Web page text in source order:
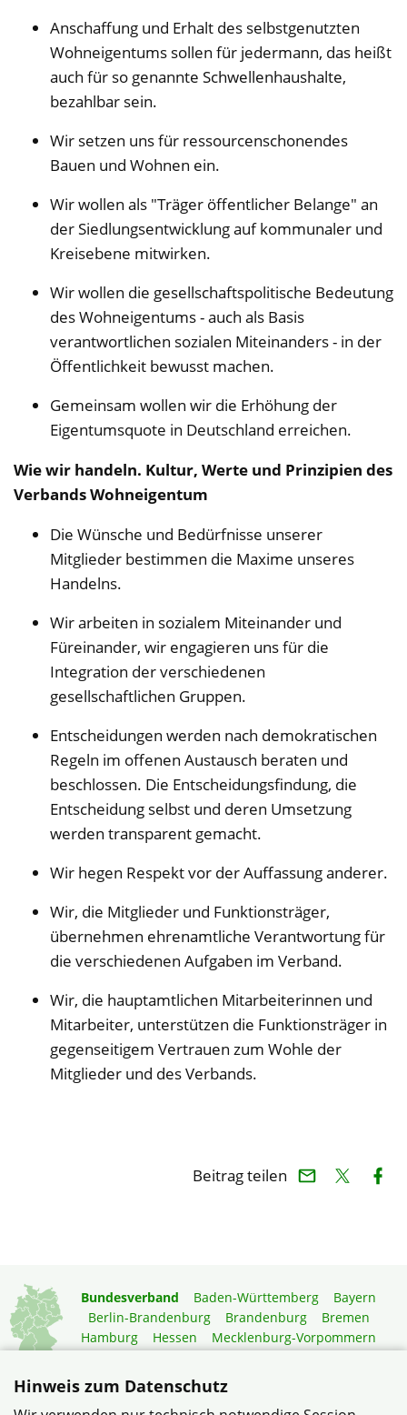
Anschaffung und Erhalt des selbstgenutzten
Wohneigentums sollen für jedermann, das heißt
auch für so genannte Schwellenhaushalte,
bezahlbar sein.
Wir setzen uns für ressourcenschonendes
Bauen und Wohnen ein.
Wir wollen als "Träger öffentlicher Belange" an
der Siedlungsentwicklung auf kommunaler und
Kreisebene mitwirken.
Wir wollen die gesellschaftspolitische Bedeutung
des Wohneigentums - auch als Basis
verantwortlichen sozialen Miteinanders - in der
Öffentlichkeit bewusst machen.
Gemeinsam wollen wir die Erhöhung der
Eigentumsquote in Deutschland erreichen.
Wie wir handeln. Kultur, Werte und Prinzipien des
Verbands Wohneigentum
Die Wünsche und Bedürfnisse unserer
Mitglieder bestimmen die Maxime unseres
Handelns.
Wir arbeiten in sozialem Miteinander und
Füreinander, wir engagieren uns für die
Integration der verschiedenen
gesellschaftlichen Gruppen.
Entscheidungen werden nach demokratischen
Regeln im offenen Austausch beraten und
beschlossen. Die Entscheidungsfindung, die
Entscheidung selbst und deren Umsetzung
werden transparent gemacht.
Wir hegen Respekt vor der Auffassung anderer.
Wir, die Mitglieder und Funktionsträger,
übernehmen ehrenamtliche Verantwortung für
die verschiedenen Aufgaben im Verband.
Wir, die hauptamtlichen Mitarbeiterinnen und
Mitarbeiter, unterstützen die Funktionsträger in
gegenseitigem Vertrauen zum Wohle der
Mitglieder und des Verbands.
Beitrag teilen
Bundesverband Baden-Württemberg
Bayern
Berlin-Brandenburg
Brandenburg
Bremen
Hamburg
Hessen
Mecklenburg-Vorpommern
Rheinland-Pfalz
Sachsen-Anhalt
Schleswig-Holstein
Hinweis zum Datenschutz